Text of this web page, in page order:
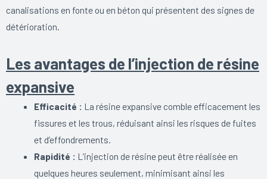
canalisations en fonte ou en béton qui présentent des signes de
détérioration.
Les avantages de l’injection de résine
expansive
Efficacité : La résine expansive comble efficacement les
fissures et les trous, réduisant ainsi les risques de fuites
et d’effondrements.
Rapidité : L’injection de résine peut être réalisée en
quelques heures seulement, minimisant ainsi les